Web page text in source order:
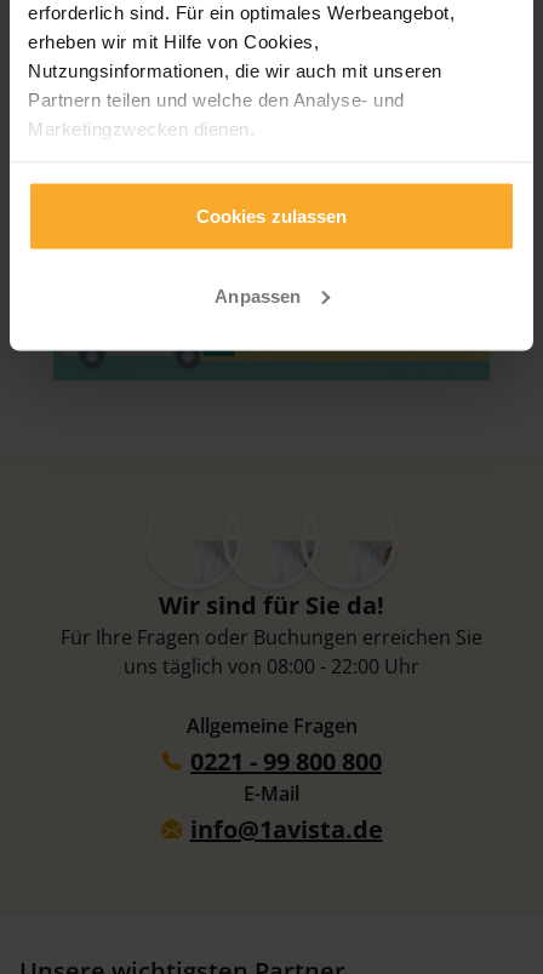
erforderlich sind. Für ein optimales Werbeangebot,
erheben wir mit Hilfe von Cookies,
Nutzungsinformationen, die wir auch mit unseren
Partnern teilen und welche den Analyse- und
Marketingzwecken dienen.
Für unsere neue App „Mein 1AVista" nutzen wir
notwendige Cookies, die zur Funktionalität unserer App
beitragen und zwingend erforderlich sind.
Cookies zulassen
Anpassen
Gepäckservice
Wir sind für Sie da!
Für Ihre Fragen oder Buchungen erreichen Sie
uns täglich von 08:00 - 22:00 Uhr
Allgemeine Fragen
0221 - 99 800 800
E-Mail
info@1avista.de